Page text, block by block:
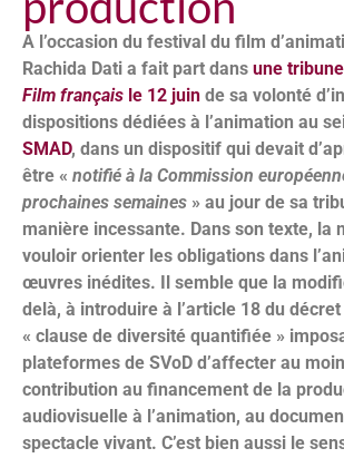
A l’occasion du festival du film
Rachida Dati a fait part dans une
Film français le 12 juin de sa volonté
dispositions dédiées à l’animation au
SMAD, dans un dispositif qui devait
être « notifié à la Commission
prochaines semaines » au jour de sa
manière incessante. Dans son texte, la
vouloir orienter les obligations dans
œuvres inédites. Il semble que la
delà, à introduire à l’article 18 du
« clause de diversité quantifiée »
plateformes de SVoD d’affecter au
contribution au financement de la
audiovisuelle à l’animation, au
spectacle vivant. C’est bien aussi le